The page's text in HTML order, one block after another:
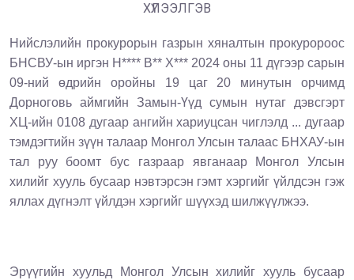
ХҮЛЭЭЛГЭВ
Нийслэлийн прокурорын газрын хяналтын прокуророос
БНСВУ-ын иргэн Н**** В** Х*** 2024 оны 11 дүгээр сарын
09-ний өдрийн оройны 19 цаг
20 минутын орчимд
Дорноговь аймгийн Замын-Үүд сумын нутаг дэвсгэрт
ХЦ-ийн 0108 дугаар ангийн хариуцсан чиглэлд ... дугаар
тэмдэгтийн зүүн талаар Монгол Улсын талаас БНХАУ-ын
тал руу боомт бус газраар явганаар Монгол Улсын
хилийг хууль бусаар нэвтэрсэн гэмт хэргийг үйлдсэн гэж
яллах дүгнэлт үйлдэн хэргийг шүүхэд шилжүүлжээ.
Эрүүгийн хуульд
Монгол Улсын хилийг хууль бусаар